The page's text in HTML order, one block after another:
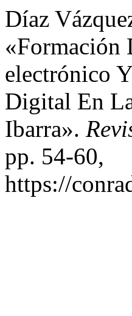
Díaz
«Formación
electrónico
Digital En
Ibarra».
pp. 54-60,
https://